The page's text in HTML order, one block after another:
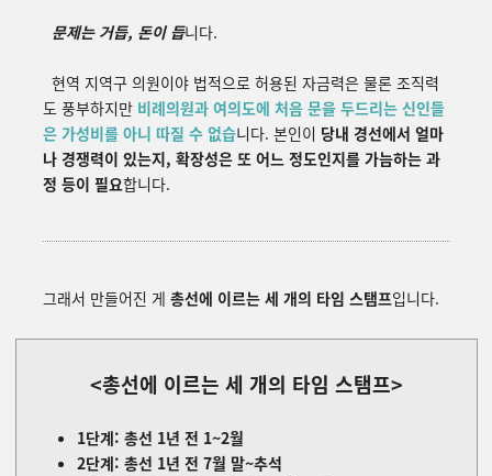
문제는 거듭, 돈이 듭니다.
현역 지역구 의원이야 법적으로 허용된 자금력은 물론 조직력
도 풍부하지만 비례의원과 여의도에 처음 문을 두드리는 신인들
은 가성비를 아니 따질 수 없습니다. 본인이 당내 경선에서 얼마
나 경쟁력이 있는지, 확장성은 또 어느 정도인지를 가늠하는 과
정 등이 필요합니다.
그래서 만들어진 게 총선에 이르는 세 개의 타임 스탬프입니다.
<총선에 이르는 세 개의 타임 스탬프>
1단계: 총선 1년 전 1~2월
2단계: 총선 1년 전 7월 말~추석